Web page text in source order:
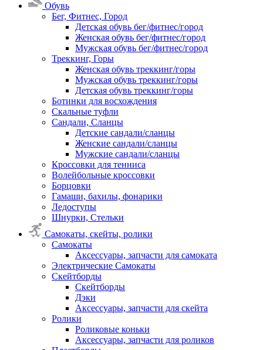
Обувь
Бег, Фитнес, Город
Детская обувь бег/фитнес/город
Женская обувь бег/фитнес/город
Мужская обувь бег/фитнес/город
Треккинг, Горы
Женская обувь треккинг/горы
Мужская обувь треккинг/горы
Детская обувь треккинг/горы
Ботинки для восхождения
Скальные туфли
Сандали, Сланцы
Детские сандали/сланцы
Женские сандали/сланцы
Мужские сандали/сланцы
Кроссовки для тенниса
Волейбольные кроссовки
Борцовки
Гамаши, бахилы, фонарики
Ледоступы
Шнурки, Стельки
Самокаты, скейты, ролики
Самокаты
Аксессуары, запчасти для самоката
Электрические Самокаты
Скейтборды
Скейтборды
Дэки
Аксессуары, запчасти для скейта
Ролики
Роликовые коньки
Аксессуары, запчасти для роликов